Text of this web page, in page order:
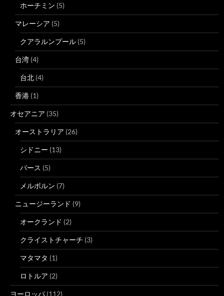
ホーチミン (5)
マレーシア (5)
クアラルンプール (5)
台湾 (4)
台北 (4)
香港 (1)
オセアニア (35)
オーストラリア (26)
シドニー (13)
パース (5)
メルボルン (7)
ニュージーランド (9)
オークランド (2)
クライストチャーチ (3)
マタマタ (1)
ロトルア (2)
ヨーロッパ (112)